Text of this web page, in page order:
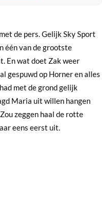
de pers. Gelijk Sky Sport
één van de grootste
En wat doet Zak weer
gespuwd op Horner en alles
met de grond gelijk
Maria uit willen hangen
zeggen haal de rotte
eens eerst uit.